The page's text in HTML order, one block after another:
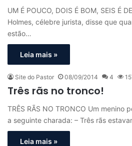
UM É POUCO, DOIS É BOM, SEIS É
Holmes, célebre jurista, disse que
estão…
Leia mais »
Site do Pastor 08/09/2014 4
Três rãs no tronco!
TRÊS RÃS NO TRONCO Um menino
a seguinte charada: – Três rãs
Leia mais »